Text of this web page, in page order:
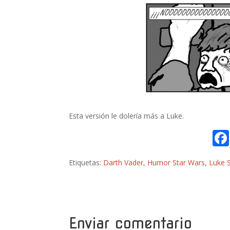
Esta versión le dolería más a Luke.
Etiquetas: Darth Vader, Humor Star Wars, Luke
Enviar comentario